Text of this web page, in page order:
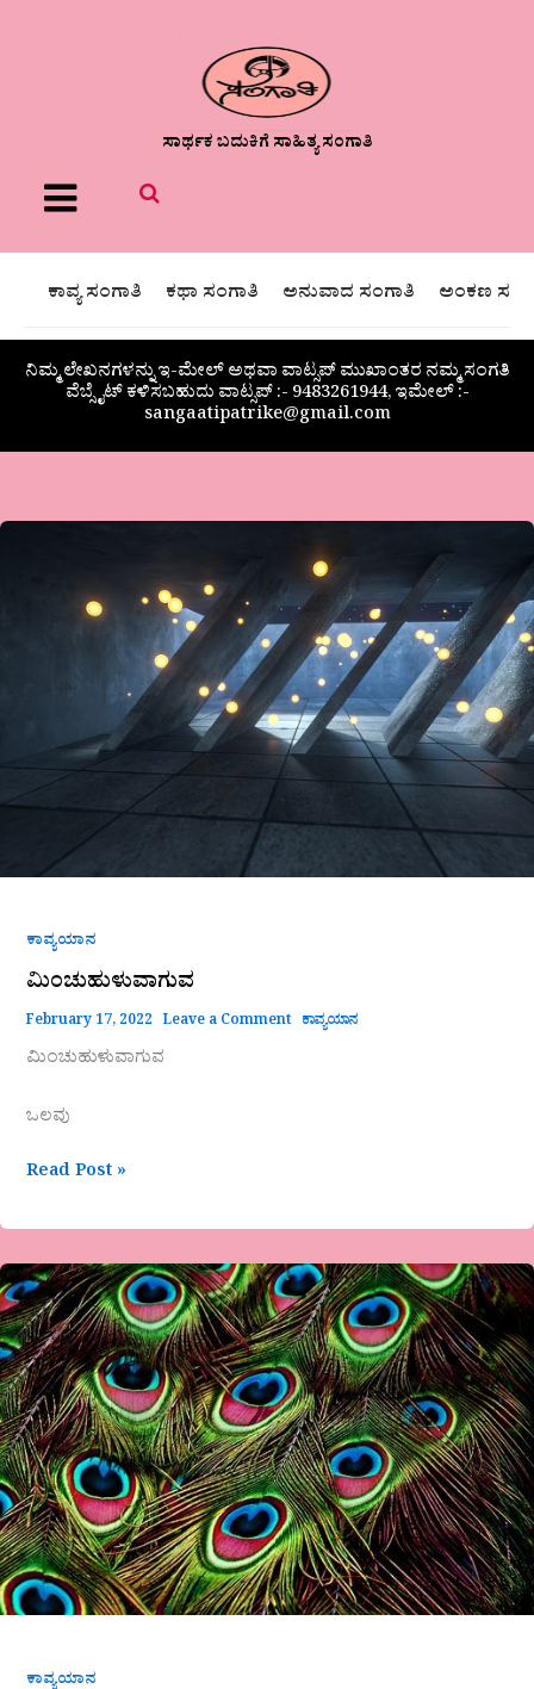
ಸಾರ್ಥಕ ಬದುಕಿಗೆ ಸಾಹಿತ್ಯ ಸಂಗಾತಿ
Menu
ಕಾವ್ಯ ಸಂಗಾತಿ ಕಥಾ ಸಂಗಾತಿ ಅನುವಾದ ಸಂಗಾತಿ ಅಂಕಣ
ನಿಮ್ಮ ಲೇಖನಗಳನ್ನು ಇ-ಮೇಲ್ ಅಥವಾ ವಾಟ್ಸಪ್ ಮುಖಾಂತರ ನಮ್ಮ ಸಂಗತಿ
ವೆಬ್ಸೈಟ್ ಕಳಿಸಬಹುದು ವಾಟ್ಸಪ್‌ :- 9483261944, ಇಮೇಲ್ :-
sangaatipatrike@gmail.com
ಕಾವ್ಯಯಾನ
ಮಿಂಚುಹುಳುವಾಗುವ
February 17, 2022 Leave a Comment ಕಾವ್ಯಯಾನ
ಮಿಂಚುಹುಳುವಾಗುವ
ಒಲವು
Read Post »
ಕಾವ್ಯಯಾನ
ನವಿಲು